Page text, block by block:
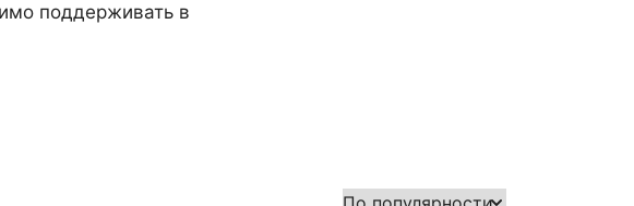
поддерживать в